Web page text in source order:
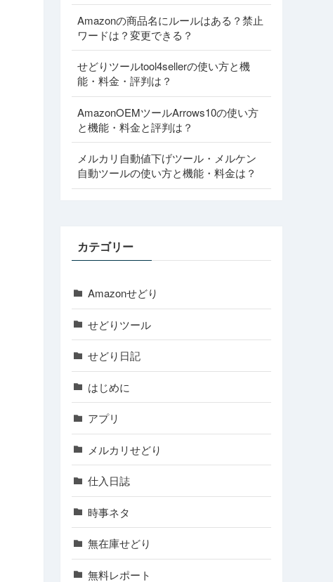
Amazonの商品名にルールはある？禁止
ワードは？変更できる？
せどりツールtool4sellerの使い方と機
能・料金・評判は？
AmazonOEMツールArrows10の使い方
と機能・料金と評判は？
メルカリ自動値下げツール・メルケン
自動ツールの使い方と機能・料金は？
カテゴリー
Amazonせどり
せどりツール
せどり日記
はじめに
アプリ
メルカリせどり
仕入日誌
時事ネタ
無在庫せどり
無料レポート